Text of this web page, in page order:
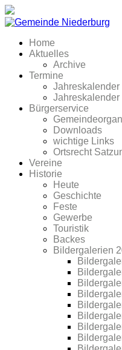
Home
Aktuelles
Archive
Termine
Jahreskalender
Bürgerservice
Downloads
wichtige Links
Ortsrecht
Vereine
Historie
Heute
Geschichte
Feste
Gewerbe
Touristik
Backes
Bildergalerien